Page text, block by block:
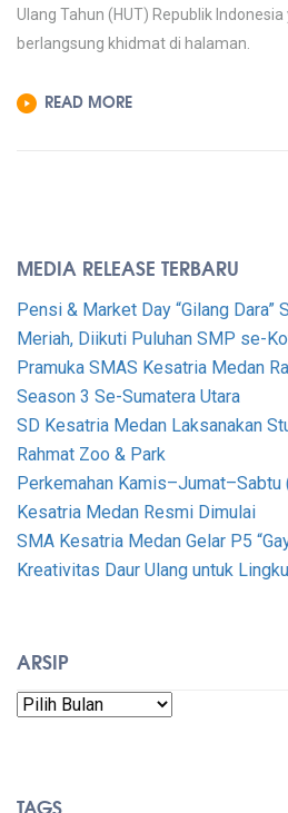
RI
KE
Ulang Tahun (HUT) Republik
berlangsung khidmat di halaman.
READ MORE
MEDIA RELEASE TERBARU
Pensi & Market Day “Gilang Dara”
Meriah, Diikuti Puluhan SMP se-
Pramuka SMAS Kesatria Medan
Season 3 Se-Sumatera Utara
SD Kesatria Medan Laksanakan
Rahmat Zoo & Park
Perkemahan Kamis–Jumat–Sabtu
Kesatria Medan Resmi Dimulai
SMA Kesatria Medan Gelar P5
Kreativitas Daur Ulang untuk
ARSIP
Arsip